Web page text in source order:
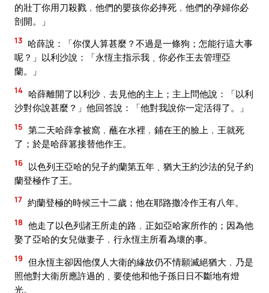
的壯丁你用刀殺戮﹐他們的嬰孩你必摔死﹐他們的孕婦你必
剖開。」
13 哈薛說：「你僕人算甚麼？不過是一條狗；怎能行這大事
呢？」以利沙說：「永恆主指示我﹑你必作王去管理亞
蘭。」
14 哈薛離開了以利沙﹐去見他的主上；主上問他說：「以利
沙對你說甚麼？」他回答說：「他對我說你一定活得了。」
15 第二天哈薛拿被窩﹐蘸在水裡﹐鋪在王的臉上﹐王就死
了；於是哈薛篡接替他作王。
16 以色列王亞哈的兒子約蘭第五年﹑猶大王約沙法的兒子約
蘭登極作了王。
17 約蘭登極的時候三十二歲；他在耶路撒冷作王有八年。
18 他走了以色列諸王所走的路﹐正如亞哈家所作的；因為他
娶了亞哈的女兒做妻子﹐行永恆主所看為壞的事。
19 但永恆主卻因他僕人大衛的緣故仍不情願滅絕猶大﹐乃是
照他對大衛所應許過的﹑要使他和他子孫日日不斷地有燈
光。